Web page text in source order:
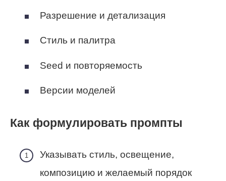
Разрешение и детализация
Стиль и палитра
Seed и повторяемость
Версии моделей
Как формулировать промпты
Указывать стиль, освещение,
композицию и желаемый порядок